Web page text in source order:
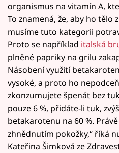
organismus na vitamín A,
To znamená, že, aby ho tělo
musíme tuto kategorii
Proto se například italská
plněné papriky na grilu
Násobení využití
vysoké, a proto ho
zkonzumujete špenát bez
pouze 6 %, přidáte-li tuk,
betakarotenu na 60 %.
zhnědnutím pokožky,“ říká
Kateřina Šimková ze